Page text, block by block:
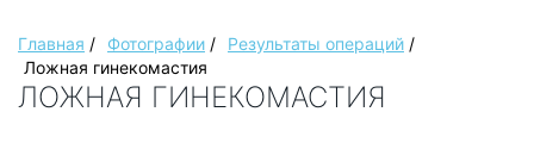
Главная / Фотографии / Результаты операций /
Ложная гинекомастия
ЛОЖНАЯ ГИНЕКОМАСТИЯ